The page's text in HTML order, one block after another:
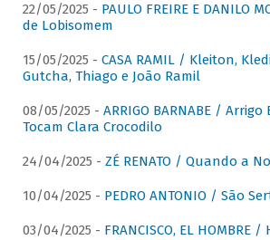
22/05/2025 - PAULO FREIRE E DANILO
de Lobisomem
15/05/2025 - CASA RAMIL / Kleiton,
Gutcha, Thiago e João Ramil
08/05/2025 - ARRIGO BARNABE /
Tocam Clara Crocodilo
24/04/2025 - ZÉ RENATO / Quando a
10/04/2025 - PEDRO ANTONIO / São
03/04/2025 - FRANCISCO, EL HOMBRE